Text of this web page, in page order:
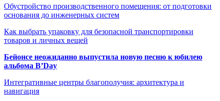
Обустройство производственного помещения: от подготовки
основания до инженерных систем
Как выбрать упаковку для безопасной транспортировки
товаров и личных вещей
Бейонсе неожиданно выпустила новую песню к юбилею
альбома B’Day
Интегративные центры благополучия: архитектура и
навигация